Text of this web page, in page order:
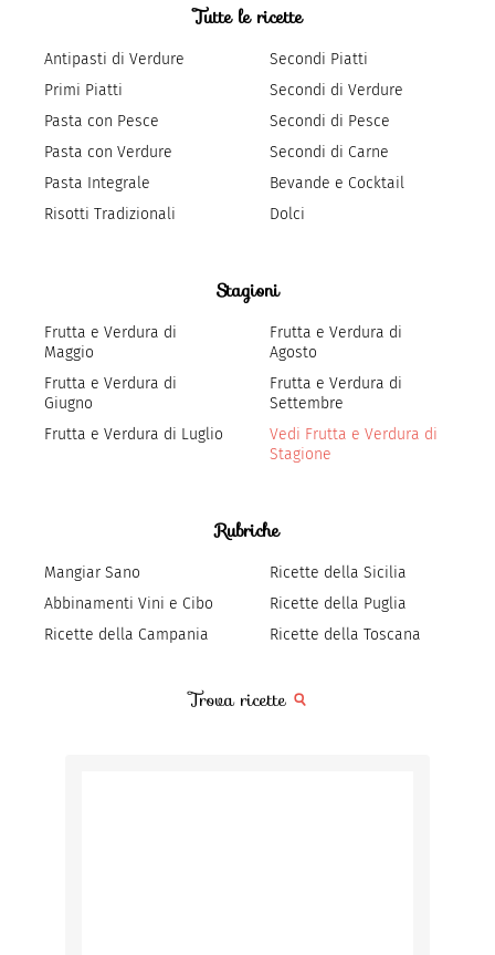
Tutte le ricette
Antipasti di Verdure
Primi Piatti
Pasta con Pesce
Pasta con Verdure
Pasta Integrale
Risotti Tradizionali
Secondi Piatti
Secondi di Verdure
Secondi di Pesce
Secondi di Carne
Bevande e Cocktail
Dolci
Stagioni
Frutta e Verdura di
Maggio
Frutta e Verdura di
Giugno
Frutta e Verdura di Luglio
Frutta e Verdura di
Agosto
Frutta e Verdura di
Settembre
Vedi Frutta e Verdura di
Stagione
Rubriche
Mangiar Sano
Abbinamenti Vini e Cibo
Ricette della Campania
Ricette della Sicilia
Ricette della Puglia
Ricette della Toscana
Trova ricette